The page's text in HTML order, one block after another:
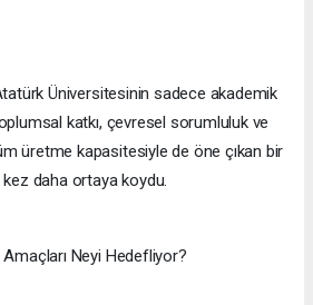
Üniversitesinin sadece akademik
katkı, çevresel sorumluluk ve
üretme kapasitesiyle de öne çıkan bir
daha ortaya koydu.
Neyi Hedefliyor?